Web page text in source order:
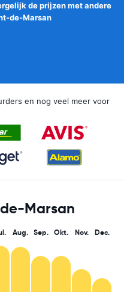
de prijzen met andere
de-Marsan
en nog veel meer voor
Marsan
Aug. Sep. Okt. Nov. Dec.